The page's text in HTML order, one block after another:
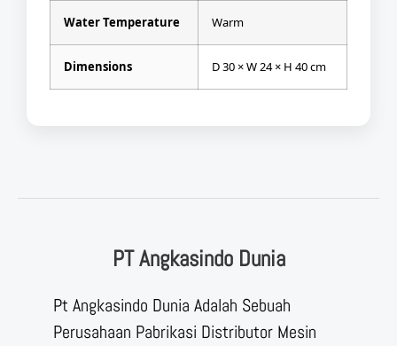
Water Temperature Warm
Dimensions D 30 × W 24 × H 40 cm
PT Angkasindo Dunia
Pt Angkasindo Dunia Adalah Sebuah
Perusahaan Pabrikasi Distributor Mesin